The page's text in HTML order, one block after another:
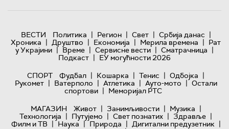
ВЕСТИ Политика | Регион | Свет | Србија данас |
Хроника | Друштво | Економија | Мерила времена | Рат
у Украјини | Време | Сервисне вести | Сматрачница |
Подкаст | ЕУ могућности 2026
СПОРТ
Фудбал | Кошарка | Тенис | Одбојка |
Рукомет | Ватерполо | Атлетика | Ауто-мото | Остали
спортови | Меморијал РТС
МАГАЗИН
Живот | Занимљивости | Музика |
Технологијa | Путујемо | Свет познатих | Здравље |
Филм и ТВ | Наука | Природа | Дигитални предузетник |